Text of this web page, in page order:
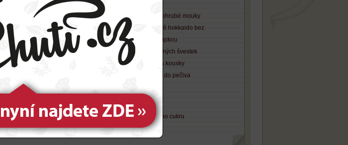
120 gramů slunečnicového oleje
1 lžička jedlé sody
200 gramů polohrubé mouky
220 gramů jemných ovesných vloček
350 gramů dýně hokkaido bez
semínek, se slupkou
2 velká jablka
60 gramů sušených švestek
nakrájených na kousky
1 lžička prášku do pečiva
3 lžíce slunečnicových semínek
2 lžíce třtinového cukru
20 gramů mletých mandlí